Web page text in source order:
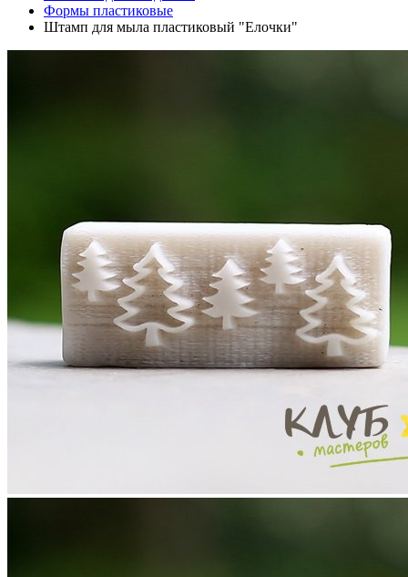
Формы пластиковые
Штамп для мыла пластиковый "Елочки"